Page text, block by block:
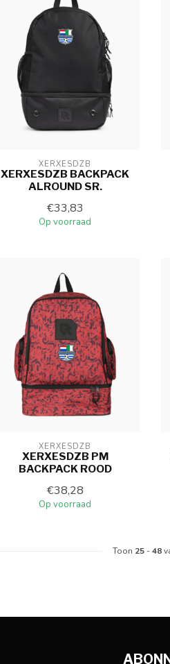
XERXESDZB
XERXESDZB BACKPACK
ALROUND SR.
€33,83
Op voorraad
XERXESDZB
XERXESDZB PM
BACKPACK ROOD
€38,28
Op voorraad
Toon 25-48